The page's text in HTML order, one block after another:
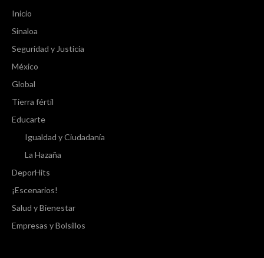
Inicio
Sinaloa
Seguridad y Justicia
México
Global
Tierra fértil
Educarte
Igualdad y Ciudadanía
La Hazaña
DeporHits
¡Escenarios!
Salud y Bienestar
Empresas y Bolsillos